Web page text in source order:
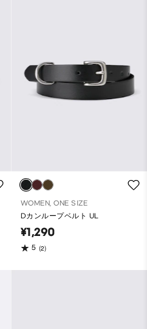
WOMEN, ONE SIZE
Dカンループベルト UL
¥1,290
5 (2)